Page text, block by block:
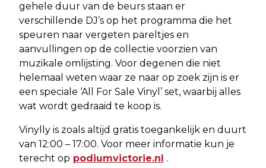
gehele duur van de beurs staan er
verschillende DJ’s op het programma die het
speuren naar vergeten pareltjes en
aanvullingen op de collectie voorzien van
muzikale omlijsting. Voor degenen die niet
helemaal weten waar ze naar op zoek zijn is er
een speciale ‘All For Sale Vinyl’ set, waarbij alles
wat wordt gedraaid te koop is.
Vinylly is zoals altijd gratis toegankelijk en duurt
van 12:00 – 17:00. Voor meer informatie kun je
terecht op podiumvictorie.nl .